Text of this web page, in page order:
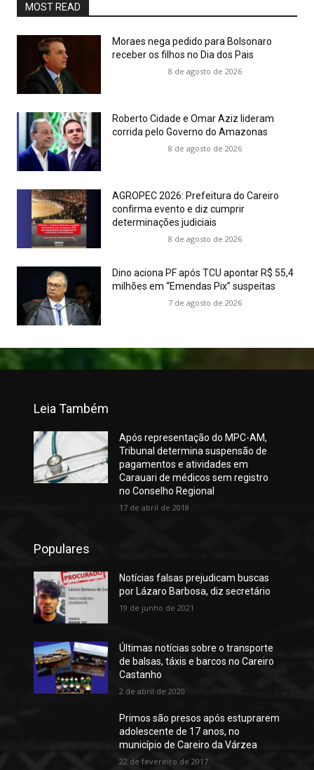
MOST READ
Moraes nega pedido para Bolsonaro
receber os filhos no Dia dos Pais
8 de agosto de 2026
Roberto Cidade e Omar Aziz lideram
corrida pelo Governo do Amazonas
8 de agosto de 2026
AGROPEC 2026: Prefeitura do Careiro
confirma evento e diz cumprir
determinações judiciais
8 de agosto de 2026
Dino aciona PF após TCU apontar R$ 55,4
milhões em “Emendas Pix” suspeitas
7 de agosto de 2026
Leia Também
Após representação do MPC-AM,
Tribunal determina suspensão de
pagamentos e atividades em
Carauari de médicos sem registro
no Conselho Regional
17 de abril de 2018
Populares
Notícias falsas prejudicam buscas
por Lázaro Barbosa, diz secretário
19 de junho de 2021
Últimas notícias sobre o transporte
de balsas, táxis e barcos no Careiro
Castanho
2 de abril de 2020
Primos são presos após estuprarem
adolescente de 17 anos, no
município de Careiro da Várzea
22 de fevereiro de 2017